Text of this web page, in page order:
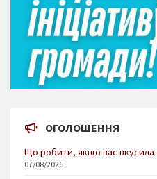
ОГОЛОШЕННЯ
Що робити, якщо вас вкусила
07/08/2026